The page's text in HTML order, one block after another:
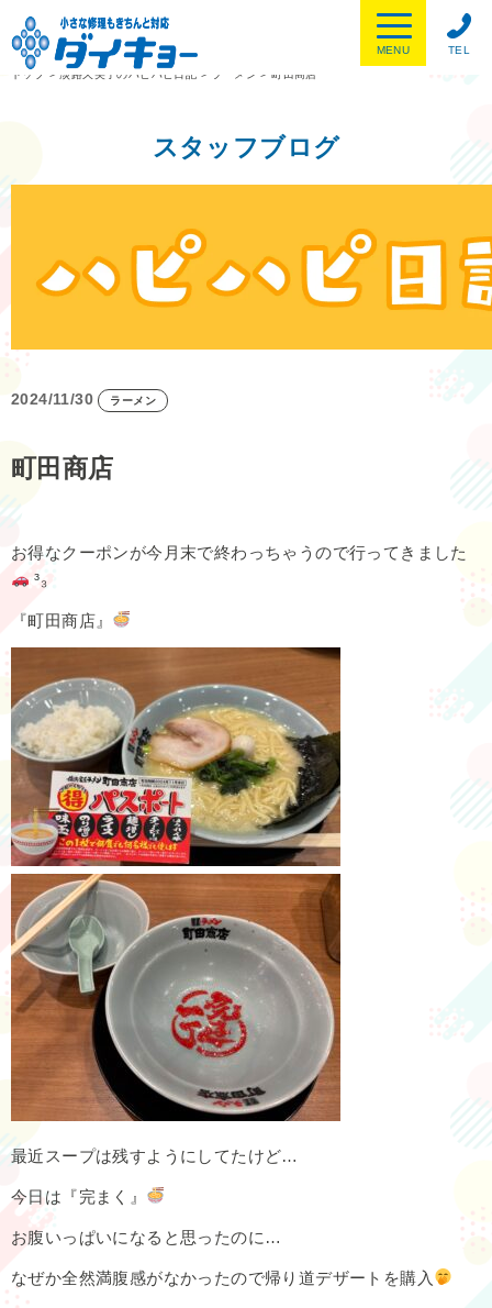
TEL
MENU
トップ
> 淡路久美子のハピハピ日記 > ラーメン >町田商店
スタッフブログ
2024/11/30 ラーメン
町田商店
お得なクーポンが今月末で終わっちゃうので行ってきました
³₃
『町田商店』
最近スープは残すようにしてたけど…
今日は『完まく』
お腹いっぱいになると思ったのに…
なぜか全然満腹感がなかったので帰り道デザートを購入